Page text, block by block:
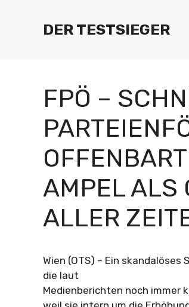
DER TESTSIEGER
FPÖ –
AMPEL ALS
ALLER
Wien (OTS) – Ein
die laut
Medienberichten noch immer